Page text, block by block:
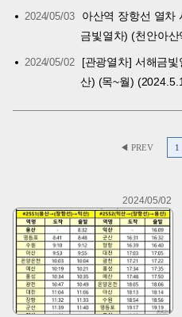
2024/05/03
아산역 장항선 열차
금빛열차) (천안아
2024/05/02
[관광열차] 서해금
산) (목~월)
◀ PREV 1
2024/05/02